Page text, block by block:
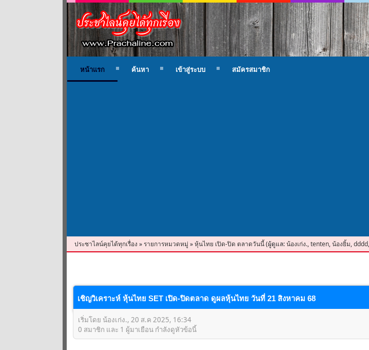
หน้าแรก ค้นหา เข้าสู่ระบบ สมัครสมาชิก
ประชาไลน์คุยได้ทุกเรื่อง » รายการหมวดหมู่ »หุ้นไทย เปิด-ปิด ตลาดวันนี้(ผู้ดูแล:น้องเก่ง.,tenten,น้องยิ้ม,dddd,
เชิญวิเคราะห์ หุ้นไทย SET เปิด-ปิดตลาด ดูผลหุ้นไทย วันที่ 21 สิงหาคม 68
เริ่มโดย น้องเก่ง., 20 ส.ค 2025, 16:34
0 สมาชิก และ 1 ผู้มาเยือน กำลังดูหัวข้อนี้